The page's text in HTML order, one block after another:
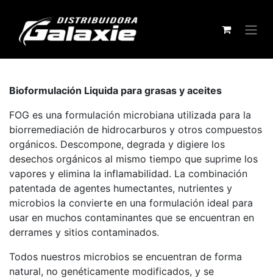
Bioformulación Liquida para grasas y aceites
FOG es una formulación microbiana utilizada para la
biorremediación de hidrocarburos y otros compuestos
orgánicos. Descompone, degrada y digiere los
desechos orgánicos al mismo tiempo que suprime los
vapores y elimina la inflamabilidad. La combinación
patentada de agentes humectantes, nutrientes y
microbios la convierte en una formulación ideal para
usar en muchos contaminantes que se encuentran en
derrames y sitios contaminados.
Todos nuestros microbios se encuentran de forma
natural, no genéticamente modificados, y se